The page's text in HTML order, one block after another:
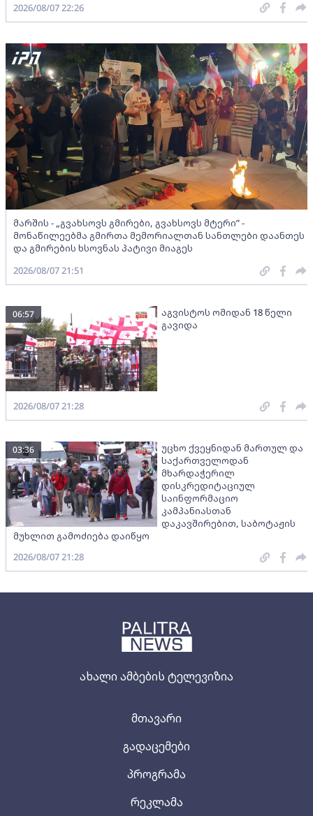
ახალი ამბების ტელევიზია
მთავარი
გადაცემები
პროგრამა
რეკლამა
2026/08/07 22:26
მარშის - „გვახსოვს გმირები, გვახსოვს მტერი” -
მონაწილეებმა გმირთა მემორიალთან სანთლები დაანთეს
და გმირების ხსოვნას პატივი მიაგეს
2026/08/07 21:51
აგვისტოს ომიდან 18 წელი
გავიდა
06:57
2026/08/07 21:28
უცხო ქვეყნიდან მართულ და
საქართველოდან
მხარდაჭერილ
დისკრედიტაციულ
საინფორმაციო
კამპანიასთან
დაკავშირებით, საბოტაჟის
მუხლით გამოძიება დაიწყო
03:36
2026/08/07 21:28